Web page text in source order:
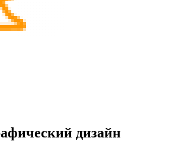
дизайн